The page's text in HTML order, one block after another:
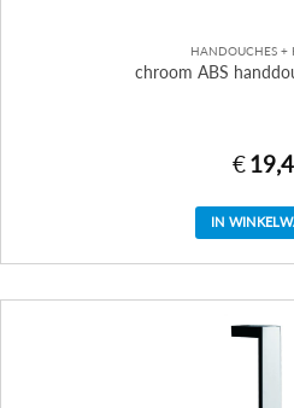
HANDOUCHES +
chroom ABS
€
IN